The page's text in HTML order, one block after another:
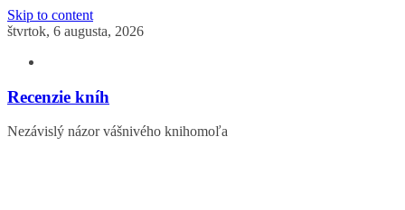
Skip to content
štvrtok, 6 augusta, 2026
Recenzie kníh
Nezávislý názor vášnivého knihomoľa